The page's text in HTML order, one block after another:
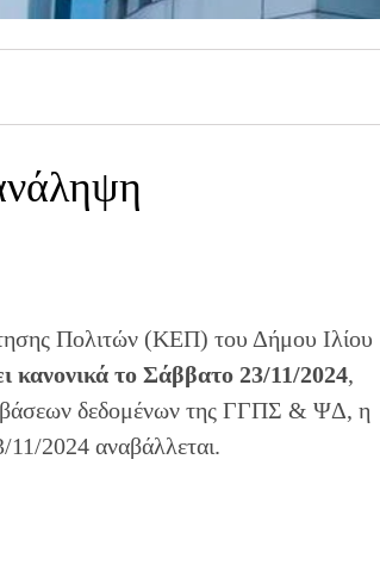
Πολιτών (ΚΕΠ) του Δήμου Ιλίου
κανονικά το Σάββατο 23/11/2024,
βάσεων δεδομένων της ΓΓΠΣ & ΨΔ, η
11/2024 αναβάλλεται.